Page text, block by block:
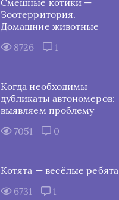
Смешные котики —
Зоотерритория.
Домашние животные
8726
1
Когда необходимы
дубликаты автономеров:
выявляем проблему
7051
0
Котята — весёлые ребята
6731
1